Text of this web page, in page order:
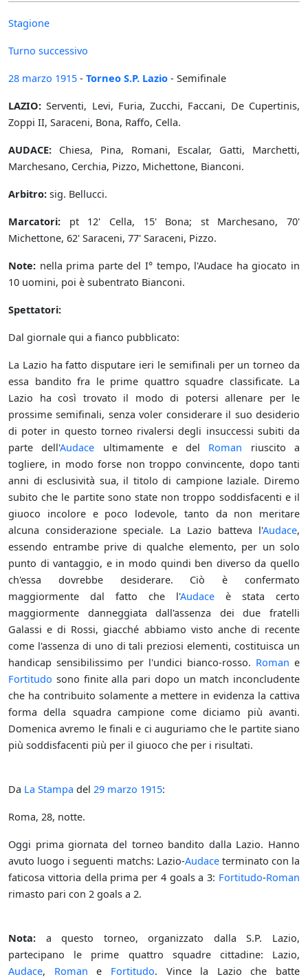
Stagione
Turno successivo
28 marzo 1915 - Torneo S.P. Lazio - Semifinale
LAZIO: Serventi, Levi, Furia, Zucchi, Faccani, De Cupertinis,
Zoppi II, Saraceni, Bona, Raffo, Cella.
AUDACE: Chiesa, Pina, Romani, Escalar, Gatti, Marchetti,
Marchesano, Cerchia, Pizzo, Michettone, Bianconi.
Arbitro: sig. Bellucci.
Marcatori: pt 12' Cella, 15' Bona; st Marchesano, 70'
Michettone, 62' Saraceni, 77' Saraceni, Pizzo.
Note: nella prima parte del I° tempo, l'Audace ha giocato in
10 uomini, poi è subentrato Bianconi.
Spettatori:
Dal giornale qui a fianco pubblicato:
La Lazio ha fatto disputare ieri le semifinali per un torneo da
essa bandito fra le prime quattro squadre classificate. La
Lazio ha così trovato il modo di potersi allenare per le
prossime semifinali, senza voler considerare il suo desiderio
di poter in questo torneo rivalersi degli insuccessi subiti da
parte dell'Audace ultimamente e del Roman riuscito a
togliere, in modo forse non troppo convincente, dopo tanti
anni di esclusività sua, il titolo di campione laziale. Diremo
subito che le partite sono state non troppo soddisfacenti e il
giuoco incolore e poco lodevole, tanto da non meritare
alcuna considerazione speciale. La Lazio batteva l'Audace,
essendo entrambe prive di qualche elemento, per un solo
punto di vantaggio, e in modo quindi ben diverso da quello
ch'essa dovrebbe desiderare. Ciò è confermato
maggiormente dal fatto che l'Audace è stata certo
maggiormente danneggiata dall'assenza dei due fratelli
Galassi e di Rossi, giacché abbiamo visto anche di recente
come l'assenza di uno di tali preziosi elementi, costituisca un
handicap sensibilissimo per l'undici bianco-rosso. Roman e
Fortitudo sono finite alla pari dopo un match inconcludente
che ha contribuito solamente a mettere in evidenza la cattiva
forma della squadra campione come diciamo più avanti.
Domenica avremo le finali e ci auguriamo che le partite siano
più soddisfacenti più per il giuoco che per i risultati.
Da La Stampa del 29 marzo 1915:
Roma, 28, notte.
Oggi prima giornata del torneo bandito dalla Lazio. Hanno
avuto luogo i seguenti matchs: Lazio-Audaceterminato con la
faticosa vittoria della prima per 4 goals a 3: Fortitudo-Roman
rimasto pari con 2 goals a 2.
Nota: a questo torneo, organizzato dalla S.P. Lazio,
partecipano le prime quattro squadre cittadine: Lazio,
Audace, Roman e Fortitudo. Vince la Lazio che batte